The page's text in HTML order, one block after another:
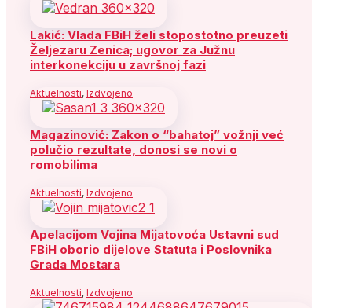
Lakić: Vlada FBiH želi stopostotno preuzeti
Željezaru Zenica; ugovor za Južnu
interkonekciju u završnoj fazi
Aktuelnosti, Izdvojeno
Magazinović: Zakon o “bahatoj” vožnji već
polučio rezultate, donosi se novi o
romobilima
Aktuelnosti, Izdvojeno
Apelacijom Vojina Mijatovoća Ustavni sud
FBiH oborio dijelove Statuta i Poslovnika
Grada Mostara
Aktuelnosti, Izdvojeno